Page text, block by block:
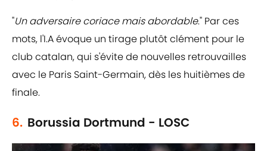
"Un adversaire coriace mais abordable." Par ces
mots, l'I.A évoque un tirage plutôt clément pour le
club catalan, qui s'évite de nouvelles retrouvailles
avec le Paris Saint-Germain, dès les huitièmes de
finale.
6. Borussia Dortmund - LOSC